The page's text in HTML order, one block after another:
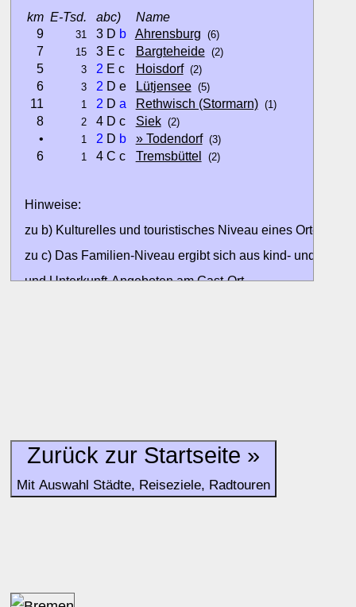
km E-Tsd. abc)
Name
9
31 3 D b Ahrensburg (6)
7 15 3 E c Bargteheide (2)
5 3 2 E c Hoisdorf (2)
6 3 2 D e Lütjensee (5)
11 1 2 D a Rethwisch (Stormarn) (1)
8 2 4 D c Siek (2)
• 1 2 D b » Todendorf (3)
6 1 4 C c Tremsbüttel (2)
Hinweise:
zu b) Kulturelles und touristisches Niveau eines Ortes
zu c) Das Familien-Niveau ergibt sich aus kind- und
und Unterkunft-Angeboten am Gast-Ort.
Zurück zur Startseite »
Mit Auswahl Städte, Reiseziele, Radtouren